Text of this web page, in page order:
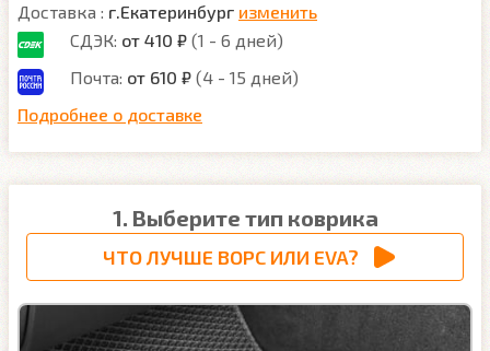
Доставка : г.Екатеринбург изменить
СДЭК: от 410 ₽ (1 - 6 дней)
Почта: от 610 ₽ (4 - 15 дней)
Подробнее о доставке
1. Выберите тип коврика
ЧТО ЛУЧШЕ ВОРС ИЛИ EVA?